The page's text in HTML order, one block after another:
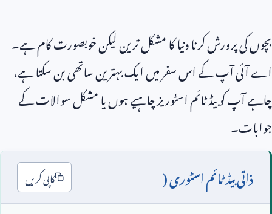
بچوں کی پرورش کرنا دنیا کا مشکل ترین لیکن خوبصورت کام ہے۔
اے آئی آپ کے اس سفر میں ایک بہترین ساتھی بن سکتا ہے،
چاہے آپ کو بیڈ ٹائم اسٹوریز چاہیے ہوں یا مشکل سوالات کے
جوابات۔
ذاتی بیڈ ٹائم اسٹوری ( کاپی کریں